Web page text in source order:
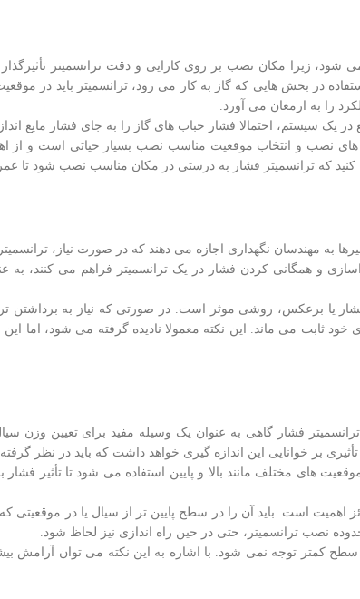
زیرا مکان نصب بر روی کارایی و دقت ترانسمیتر
در بخش هایی که گاز به کار می رود، ترانسمیتر باید در
را به ارمغان می آورد.
یک سیستم، احتمالا فشار حباب های گاز را به جای فشار مایع
نصب و انتخاب موقعیت مناسب نصب بسیار حیاتی است و از
که ترانسمیتر فشار به درستی در مکان مناسب نصب شود تا
به مهندسان نگهداری اجازه می دهند که در صورت نیاز،
و همگانی کردن فشار در یک ترانسمیتر فراهم می کنند، به
فشار یا برعکس، روشی موثر است. در صورتی که نیاز به برداشتن
خود ثابت می ماند. این نکته معمولا نادیده گرفته می شود، اما
فشار گاهی به عنوان یک وسیله مفید برای تعیین وزن
های مختلف مانند بالا و پایین استفاده می شود تا تأثیر
است. باید آن را در سطح پایین تر از سیال یا در موقعیتی
نصب ترانسمیتر، حتی در حین راه اندازی نیز لحاظ شود.
کمتر توجه نمی شود. با اشاره به این نکته می توان آرامش